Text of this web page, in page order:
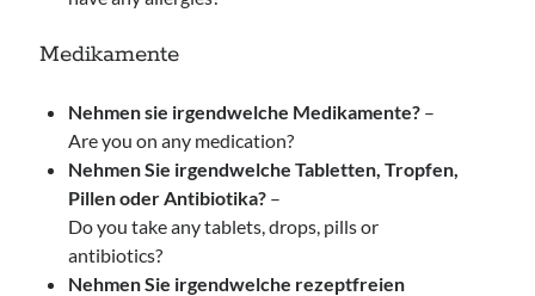
Medikamente
Nehmen sie irgendwelche Medikamente? –
Are you on any medication?
Nehmen Sie irgendwelche Tabletten, Tropfen,
Pillen oder Antibiotika? –
Do you take any tablets, drops, pills or
antibiotics?
Nehmen Sie irgendwelche rezeptfreien